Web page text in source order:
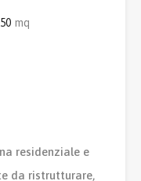
mq
residenziale e
da ristrutturare,